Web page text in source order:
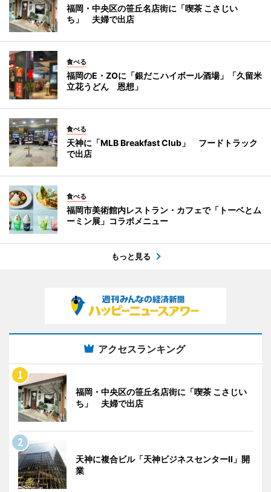
福岡・中央区の笹丘名店街に「喫茶 こさじい
ち」 夫婦で出店
食べる
福岡のE・ZOに「銀だこハイボール酒場」「久留米
立花うどん 恩想」
食べる
天神に「MLB Breakfast Club」 フードトラック
で出店
食べる
福岡市美術館内レストラン・カフェで「トーベとム
ーミン展」コラボメニュー
もっと見る
アクセスランキング
福岡・中央区の笹丘名店街に「喫茶 こさじい
ち」 夫婦で出店
天神に複合ビル「天神ビジネスセンターII」開
業